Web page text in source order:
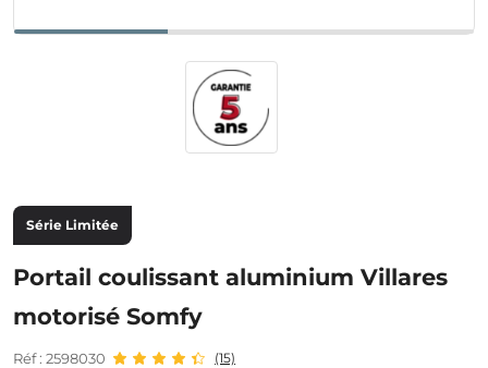
Série Limitée
Portail coulissant aluminium Villares
motorisé Somfy
Réf : 2598030 (15)